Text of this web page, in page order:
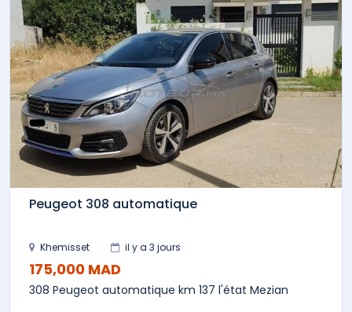
Peugeot 308 automatique
Khemisset il y a 3 jours
175,000 MAD
308 Peugeot automatique km 137 l'état Mezian